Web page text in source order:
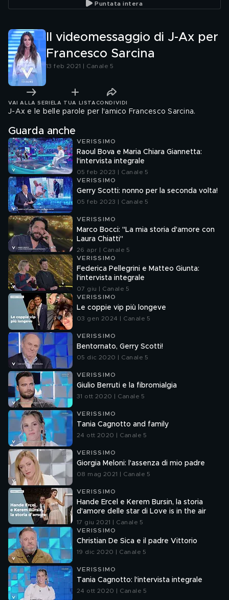
Puntata intera
Il videomessaggio di J-Ax per
Francesco Sarcina
13 feb 2021 | Canale 5
VAI ALLA SERIE LA TUA LISTA CONDIVIDI
J-Ax e le belle parole per l'amico Francesco Sarcina.
Guarda anche
VERISSIMO
Raoul Bova e Maria Chiara Giannetta:
l'intervista integrale
05 feb 2023 | Canale 5
VERISSIMO
Gerry Scotti: nonno per la seconda volta!
05 feb 2023 | Canale 5
VERISSIMO
Marco Bocci: "La mia storia d'amore con
Laura Chiatti"
26 apr | Canale 5
VERISSIMO
Federica Pellegrini e Matteo Giunta:
l'intervista integrale
07 giu | Canale 5
VERISSIMO
Le coppie vip più longeve
03 gen 2024 | Canale 5
VERISSIMO
Bentornato, Gerry Scotti!
05 dic 2020 | Canale 5
VERISSIMO
Giulio Berruti e la fibromialgia
31 ott 2020 | Canale 5
VERISSIMO
Tania Cagnotto and family
24 ott 2020 | Canale 5
VERISSIMO
Giorgia Meloni: l'assenza di mio padre
08 mag 2021 | Canale 5
VERISSIMO
Hande Ercel e Kerem Bursin, la storia
d'amore delle star di Love is in the air
17 giu 2021 | Canale 5
VERISSIMO
Christian De Sica e il padre Vittorio
19 dic 2020 | Canale 5
VERISSIMO
Tania Cagnotto: l'intervista integrale
24 ott 2020 | Canale 5